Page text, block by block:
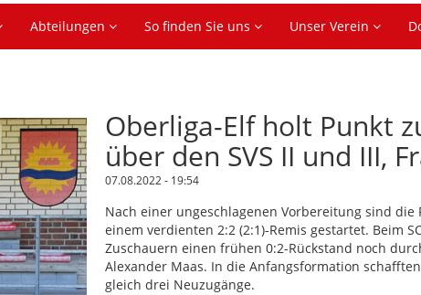
Abteilungen So finden Sie uns Unser Verein
Oberliga-Elf holt Punkt
über den SVS II und III,
07.08.2022 - 19:54
Nach einer ungeschlagenen Vorbereitung sind
einem verdienten 2:2 (2:1)-Remis gestartet. Beim
Zuschauern einen frühen 0:2-Rückstand noch
Alexander Maas. In die Anfangsformation
gleich drei Neuzugänge.